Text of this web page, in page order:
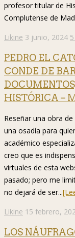
profesor titular de
Complutense de
Likine 3 junio, 2024
PEDRO EL
CONDE DE
HISTÓRICA –
Reseñar una obra
una osadía para
académico
creo que es
virtuales de esta
pasado; pero me
no dejará de ser...
Likine 15 febrero,
LOS